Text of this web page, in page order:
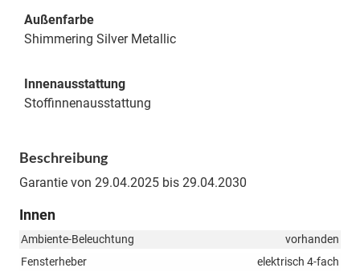
Außenfarbe
Shimmering Silver Metallic
Innenausstattung
Stoffinnenausstattung
Beschreibung
Garantie von 29.04.2025 bis 29.04.2030
Innen
Ambiente-Beleuchtung
vorhanden
Fensterheber
elektrisch 4-fach